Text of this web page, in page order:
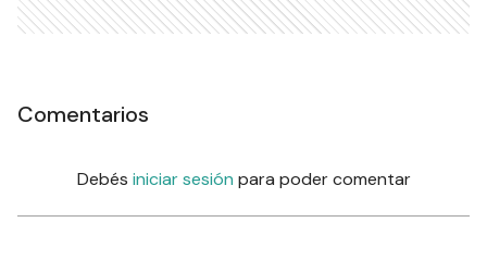
Comentarios
Debés iniciar sesión para poder comentar